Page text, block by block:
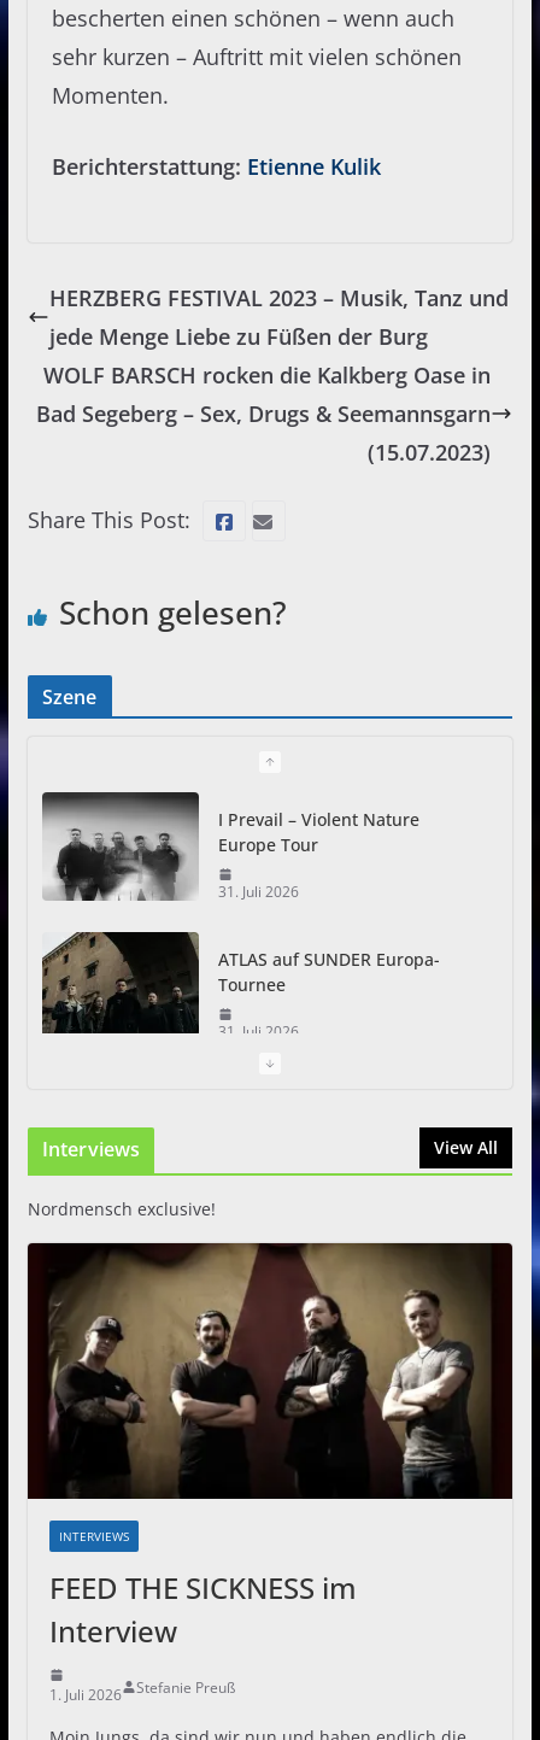
bescherten einen schönen – wenn auch
sehr kurzen – Auftritt mit vielen schönen
Momenten.
Berichterstattung: Etienne Kulik
HERZBERG FESTIVAL 2023 – Musik, Tanz und
jede Menge Liebe zu Füßen der Burg
WOLF BARSCH rocken die Kalkberg Oase in
Bad Segeberg – Sex, Drugs & Seemannsgarn
(15.07.2023)
Share This Post:
Schon gelesen?
Szene
I Prevail – Violent Nature
Europe Tour
31. Juli 2026
ATLAS auf SUNDER Europa-
Tournee
31. Juli 2026
Zwei Tage Rock und Metal in
Interviews View All
Nordmensch exclusive!
INTERVIEWS
FEED THE SICKNESS im
Interview
1. Juli 2026 Stefanie Preuß